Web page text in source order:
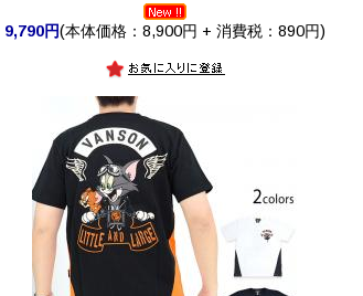
9,790円(本体価格：8,900円 + 消費税：890円)